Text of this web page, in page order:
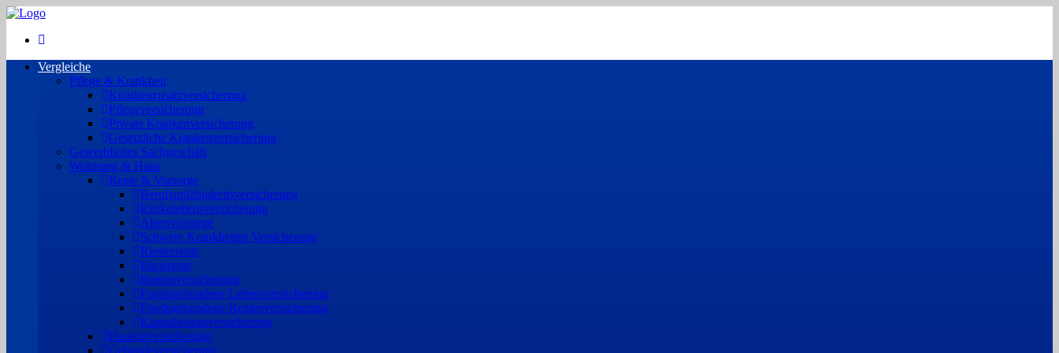
Vergleiche
Pflege & Krankheit
Krankenzusatzversicherung
Pflegeversicherung
Private Krankenversicherung
Gesetzliche Krankenversicherung
Gewerbliches Sachgeschäft
Wohnung & Haus
Rente & Vorsorge
Berufs­unfähigkeitsversicherung
Risikolebensversicherung
Altersvorsorge
Schwere Krankheiten Versicherung
Riesterrente
Basisrente
Rentenversicherung
Fondsgebundene Lebensversicherung
Fondsgebundene Rentenversicherung
Kapitallebensversicherung
Hausratversicherung
Gebäudeversicherung